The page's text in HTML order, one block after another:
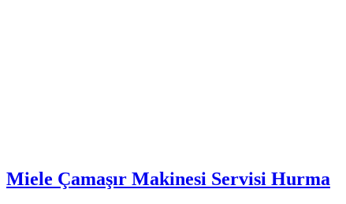
Miele Çamaşır Makinesi Servisi Hurma